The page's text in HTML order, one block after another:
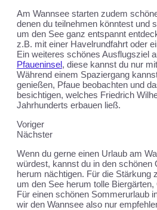
Am Wannsee starten zudem
denen du teilnehmen könntest und
um den See ganz entspannt
z.B. mit einer Havelrundfahrt oder
Ein weiteres schönes Ausflugsziel
Pfaueninsel, diese kannst du nur
Während einem Spaziergang
genießen, Pfaue beobachten und
besichtigen, welches Friedrich
Jahrhunderts erbauen ließ.
Voriger
Nächster
Wenn du gerne einen Urlaub am
würdest, kannst du in den schönen
herum nächtigen. Für die Stärkung
um den See herum tolle
Für einen schönen Sommerurlaub
wir den Wannsee also nur